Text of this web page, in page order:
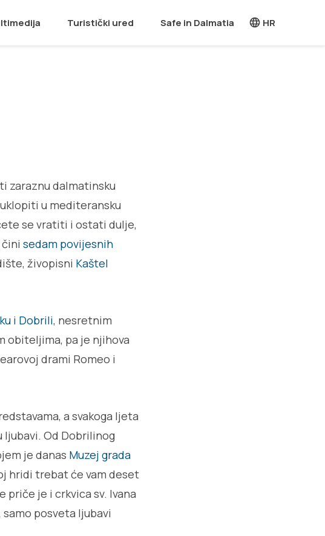
Turistički ured Safe in Dalmatia HR
zaraznu dalmatinsku
u mediteransku
se vratiti i ostati dulje,
sedam povijesnih
živopisni Kaštel
i Dobrili, nesretnim
obiteljima, pa je njihova
drami Romeo i
a svakoga ljeta
ljubavi. Od Dobrilinog
je danas Muzej grada
hridi trebat će vam deset
priče je i crkvica sv. Ivana
samo posveta ljubavi